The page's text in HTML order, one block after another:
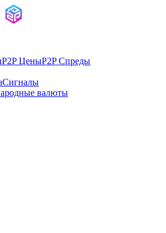
P2P ЦеныP2P Спреды
Сигналы
валюты